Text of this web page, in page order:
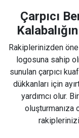
Çarpıcı
Rakiplerinizden öne
logosuna sahip
sunulan çarpıcı
dükkanları için
yardımcı olur.
oluşturmanıza